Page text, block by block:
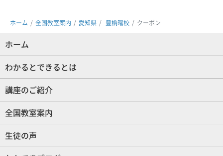
ホーム 全国教室案内 愛知県 豊橋曙校 クーポン
ホーム
わかるとできるとは
講座のご紹介
全国教室案内
生徒の声